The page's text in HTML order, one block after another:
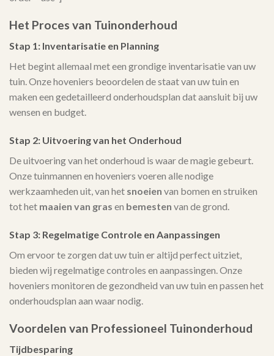
Het Proces van Tuinonderhoud
Stap 1: Inventarisatie en Planning
Het begint allemaal met een grondige inventarisatie van uw
tuin. Onze hoveniers beoordelen de staat van uw tuin en
maken een gedetailleerd onderhoudsplan dat aansluit bij uw
wensen en budget.
Stap 2: Uitvoering van het Onderhoud
De uitvoering van het onderhoud is waar de magie gebeurt.
Onze tuinmannen en hoveniers voeren alle nodige
werkzaamheden uit, van het snoeien van bomen en struiken
tot het maaien van gras en bemesten van de grond.
Stap 3: Regelmatige Controle en Aanpassingen
Om ervoor te zorgen dat uw tuin er altijd perfect uitziet,
bieden wij regelmatige controles en aanpassingen. Onze
hoveniers monitoren de gezondheid van uw tuin en passen het
onderhoudsplan aan waar nodig.
Voordelen van Professioneel Tuinonderhoud
Tijdbesparing